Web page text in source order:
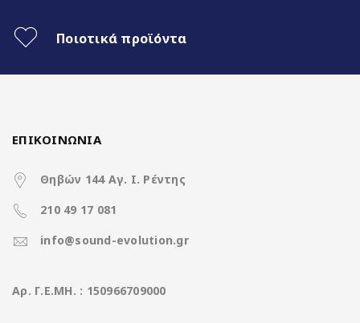
Ποιοτικά προϊόντα
ΕΠΙΚΟΙΝΩΝΙΑ
Θηβών 144 Αγ. Ι. Ρέντης
210 49 17 081
info@sound-evolution.gr
Aρ. Γ.Ε.ΜΗ. : 150966709000